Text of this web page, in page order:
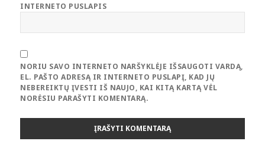
INTERNETO PUSLAPIS
NORIU SAVO INTERNETO NARŠYKLĖJE IŠSAUGOTI VARDĄ,
EL. PAŠTO ADRESĄ IR INTERNETO PUSLAPĮ, KAD JŲ
NEBEREIKTŲ ĮVESTI IŠ NAUJO, KAI KITĄ KARTĄ VĖL
NORĖSIU PARAŠYTI KOMENTARĄ.